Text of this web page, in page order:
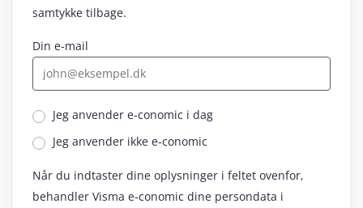
samtykke tilbage.
Din e-mail
Jeg anvender e‑conomic i dag
Jeg anvender ikke e‑conomic
Når du indtaster dine oplysninger i feltet ovenfor,
behandler Visma e‑conomic dine persondata i